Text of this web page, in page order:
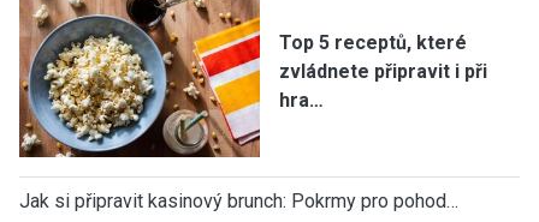
Top 5 receptů, které
zvládnete připravit i při
hra…
Jak si připravit kasinový brunch: Pokrmy pro pohod…